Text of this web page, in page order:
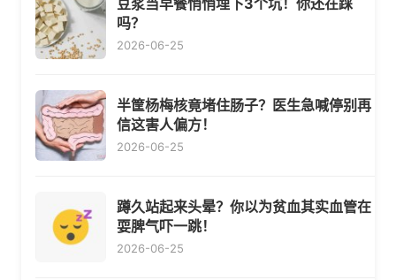
豆浆当早餐悄悄埋下3个坑！你还在踩
吗？
2026-06-25
半筐杨梅核竟堵住肠子？医生急喊停别再
信这害人偏方！
2026-06-25
蹲久站起来头晕？你以为贫血其实血管在
耍脾气吓一跳！
2026-06-25